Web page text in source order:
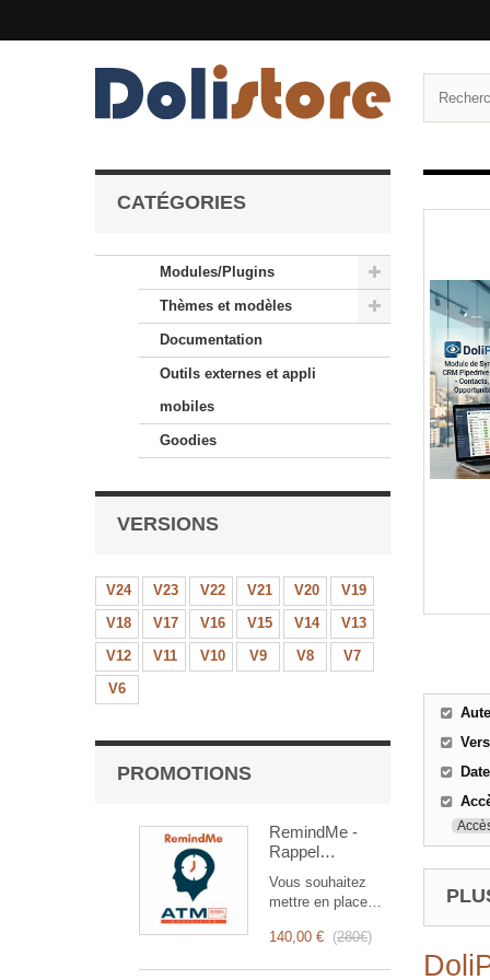
CATÉGORIES
Modules/Plugins
Thèmes et modèles
Documentation
Outils externes et appli
mobiles
Goodies
VERSIONS
V24 V23 V22 V21 V20
V19
V18
V17 V16 V15 V14
V13
V12
V11 V10 V9 V8
V7
V6
PROMOTIONS
RemindMe -
Rappel
(mail,
événement,
notification)
Vous souhaitez
mettre en place
automatiques ?
140,00 € (280€)